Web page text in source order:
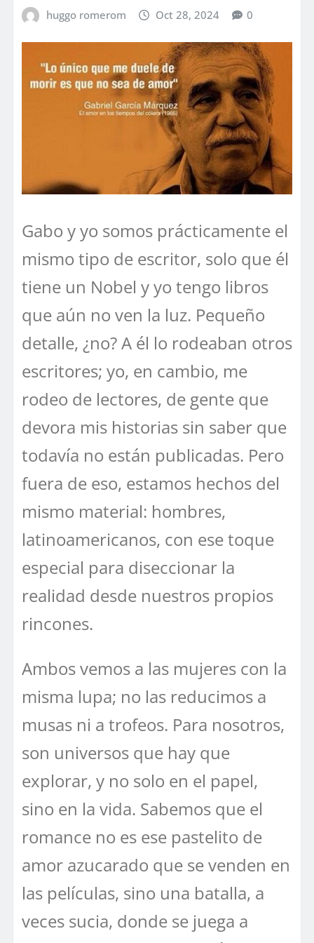
huggo romerom Oct 28, 2024 0
Gabo y yo somos prácticamente el
mismo tipo de escritor, solo que él
tiene un Nobel y yo tengo libros
que aún no ven la luz. Pequeño
detalle, ¿no? A él lo rodeaban otros
escritores; yo, en cambio, me
rodeo de lectores, de gente que
devora mis historias sin saber que
todavía no están publicadas. Pero
fuera de eso, estamos hechos del
mismo material: hombres,
latinoamericanos, con ese toque
especial para diseccionar la
realidad desde nuestros propios
rincones.
Ambos vemos a las mujeres con la
misma lupa; no las reducimos a
musas ni a trofeos. Para nosotros,
son universos que hay que
explorar, y no solo en el papel,
sino en la vida. Sabemos que el
romance no es ese pastelito de
amor azucarado que se venden en
las películas, sino una batalla, a
veces sucia, donde se juega a